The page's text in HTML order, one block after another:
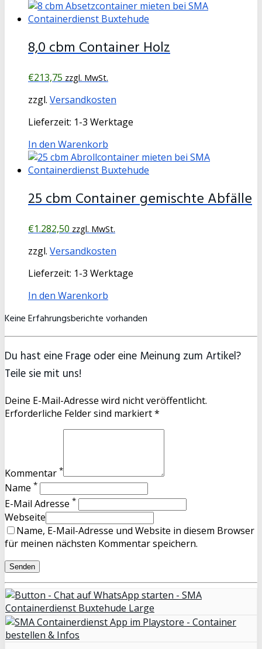
8,0 cbm Container Holz
€213,75 zzgl. MwSt.
zzgl. Versandkosten
Lieferzeit: 1-3 Werktage
In den Warenkorb
25 cbm Container gemischte Abfälle
€1.282,50 zzgl. MwSt.
zzgl. Versandkosten
Lieferzeit: 1-3 Werktage
In den Warenkorb
Keine Erfahrungsberichte vorhanden
Du hast eine Frage oder eine Meinung zum Artikel?
Teile sie mit uns!
Deine E-Mail-Adresse wird nicht veröffentlicht.
Erforderliche Felder sind markiert *
Kommentar *
Name *
E-Mail Adresse *
Webseite
Name, E-Mail-Adresse und Website in diesem Browser
für meinen nächsten Kommentar speichern.